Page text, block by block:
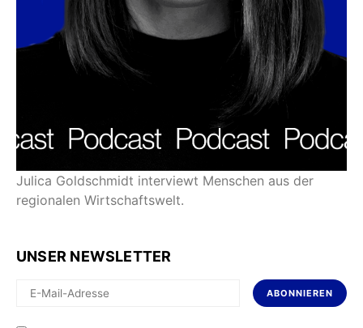
Julica Goldschmidt interviewt Menschen aus der
regionalen Wirtschaftswelt.
UNSER NEWSLETTER
ABONNIEREN